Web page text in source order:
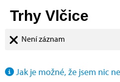
Trhy Vlčice
Není záznam
Jak je možné, že jsem nic